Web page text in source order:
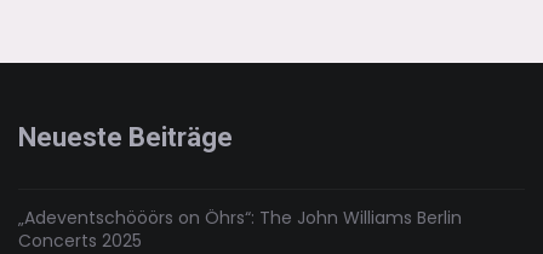
Neueste Beiträge
„Adeventschööörs on Öhrs“: The John Williams Berlin
Concerts 2025